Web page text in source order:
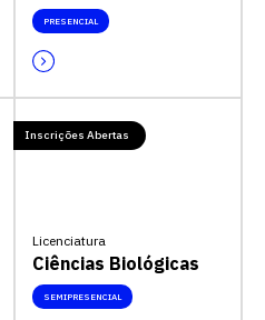
PRESENCIAL
Inscrições Abertas
Licenciatura
Ciências Biológicas
SEMIPRESENCIAL